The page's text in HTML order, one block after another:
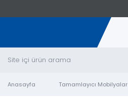
Anasayfa Tamamlayıcı Mobilyalar